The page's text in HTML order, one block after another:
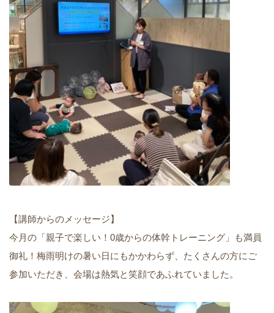
【講師からのメッセージ】
今月の「親子で楽しい！0歳からの体幹トレーニング」も満員
御礼！梅雨明けの暑い日にもかかわらず、たくさんの方にご
参加いただき、会場は熱気と笑顔であふれていました。